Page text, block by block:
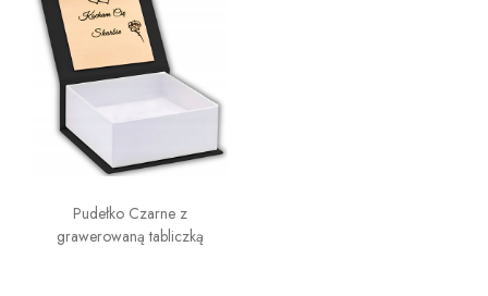
Pudełko Czarne z
grawerowaną tabliczką